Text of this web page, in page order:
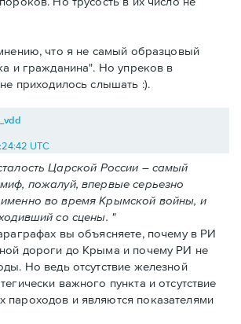
что я не самый образцовый
и гражданина". Но упреков в
приходилось слышать :).
UTC
Царской России – самый
пожалуй, впервые серьезно
во время Крымской войны, и
со сцены. "
вы объясняете, почему в РИ
дороги до Крыма и почему РИ не
Но ведь отсутствие железной
важного пункта и отсутствие
пароходов и являются показателями